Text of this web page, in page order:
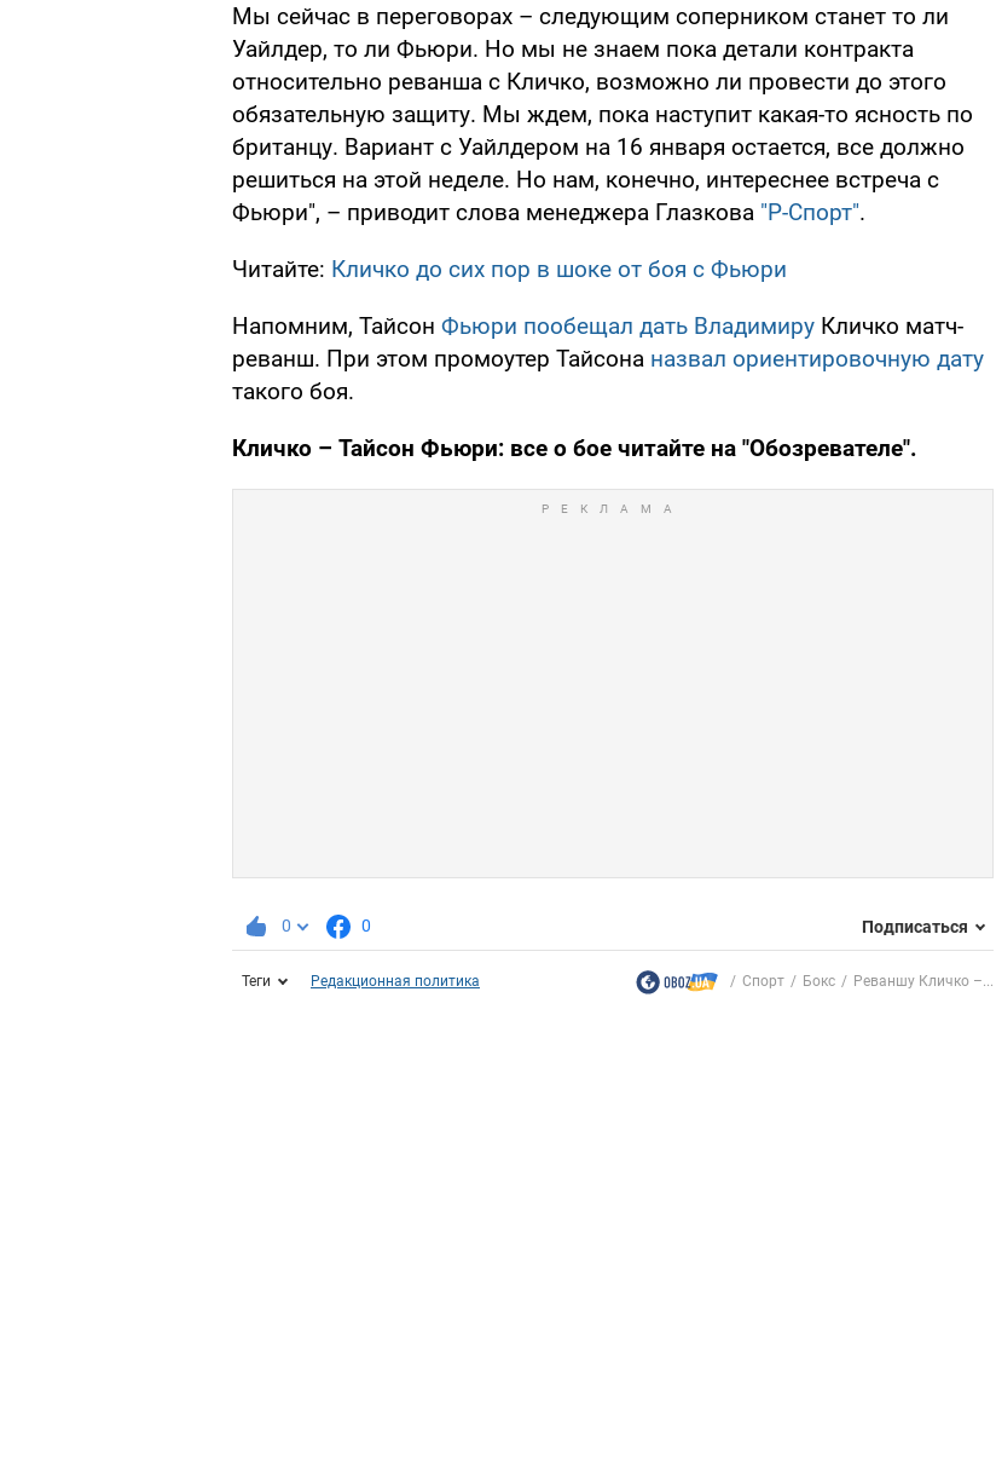
Мы сейчас в переговорах – следующим соперником станет то ли
Уайлдер, то ли Фьюри. Но мы не знаем пока детали контракта
относительно реванша с Кличко, возможно ли провести до этого
обязательную защиту. Мы ждем, пока наступит какая-то ясность по
британцу. Вариант с Уайлдером на 16 января остается, все должно
решиться на этой неделе. Но нам, конечно, интереснее встреча с
Фьюри", – приводит слова менеджера Глазкова "Р-Спорт".
Читайте: Кличко до сих пор в шоке от боя с Фьюри
Напомним, Тайсон Фьюри пообещал дать Владимиру Кличко матч-
реванш. При этом промоутер Тайсона назвал ориентировочную дату
такого боя.
Кличко – Тайсон Фьюри: все о бое читайте на "Обозревателе".
0 0 Подписаться
Теги Редакционная политика Спорт Бокс Реваншу Кличко –...